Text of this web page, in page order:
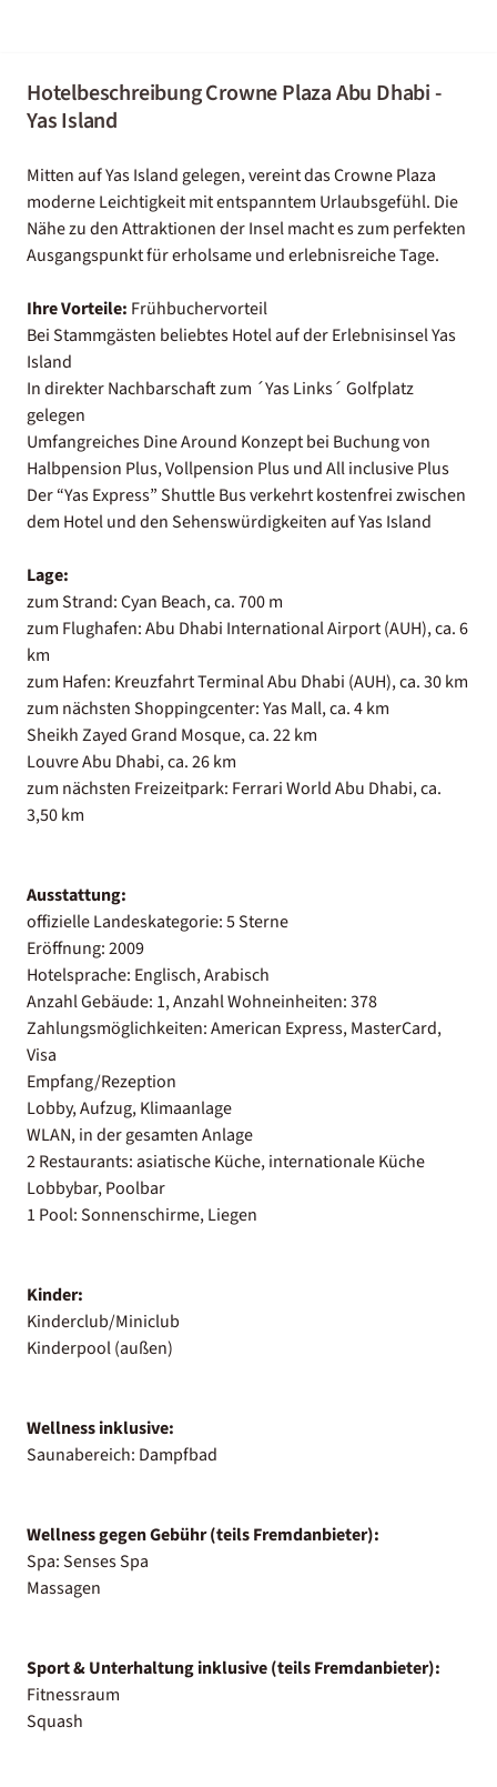
Hotelbeschreibung Crowne Plaza Abu Dhabi -
Yas Island
Mitten auf Yas Island gelegen, vereint das Crowne Plaza
moderne Leichtigkeit mit entspanntem Urlaubsgefühl. Die
Nähe zu den Attraktionen der Insel macht es zum perfekten
Ausgangspunkt für erholsame und erlebnisreiche Tage.
Ihre Vorteile: Frühbuchervorteil
Bei Stammgästen beliebtes Hotel auf der Erlebnisinsel Yas
Island
In direkter Nachbarschaft zum ´Yas Links´ Golfplatz
gelegen
Umfangreiches Dine Around Konzept bei Buchung von
Halbpension Plus, Vollpension Plus und All inclusive Plus
Der “Yas Express” Shuttle Bus verkehrt kostenfrei zwischen
dem Hotel und den Sehenswürdigkeiten auf Yas Island
Lage:
zum Strand: Cyan Beach, ca. 700 m
zum Flughafen: Abu Dhabi International Airport (AUH), ca. 6
km
zum Hafen: Kreuzfahrt Terminal Abu Dhabi (AUH), ca. 30 km
zum nächsten Shoppingcenter: Yas Mall, ca. 4 km
Sheikh Zayed Grand Mosque, ca. 22 km
Louvre Abu Dhabi, ca. 26 km
zum nächsten Freizeitpark: Ferrari World Abu Dhabi, ca.
3,50 km
Ausstattung:
offizielle Landeskategorie: 5 Sterne
Eröffnung: 2009
Hotelsprache: Englisch, Arabisch
Anzahl Gebäude: 1, Anzahl Wohneinheiten: 378
Zahlungsmöglichkeiten: American Express, MasterCard,
Visa
Empfang/Rezeption
Lobby, Aufzug, Klimaanlage
WLAN, in der gesamten Anlage
2 Restaurants: asiatische Küche, internationale Küche
Lobbybar, Poolbar
1 Pool: Sonnenschirme, Liegen
Kinder:
Kinderclub/Miniclub
Kinderpool (außen)
Wellness inklusive:
Saunabereich: Dampfbad
Wellness gegen Gebühr (teils Fremdanbieter):
Spa: Senses Spa
Massagen
Sport & Unterhaltung inklusive (teils Fremdanbieter):
Fitnessraum
Squash